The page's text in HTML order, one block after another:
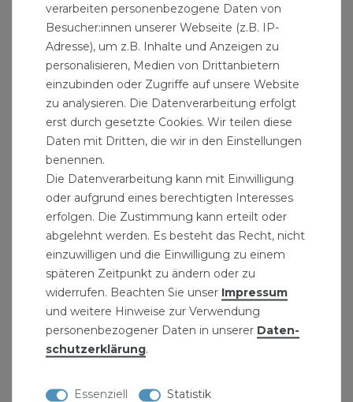
Stabilo-Sanitaer Fassverschraubung
Regentonnenverschraubung gerade GK x AG 1
6,94 € *
verarbeiten personenbezogene Daten von
Besucher:innen unserer Webseite (z.B. IP-
Adresse), um z.B. Inhalte und Anzeigen zu
personalisieren, Medien von Drittanbietern
einzubinden oder Zugriffe auf unsere Website
zu analysieren. Die Datenverarbeitung erfolgt
erst durch gesetzte Cookies. Wir teilen diese
Daten mit Dritten, die wir in den Einstellungen
benennen.
Die Datenverarbeitung kann mit Einwilligung
oder aufgrund eines berechtigten Interesses
erfolgen. Die Zustimmung kann erteilt oder
abgelehnt werden. Es besteht das Recht, nicht
einzuwilligen und die Einwilligung zu einem
späteren Zeitpunkt zu ändern oder zu
widerrufen. Beachten Sie unser Impressum
und weitere Hinweise zur Verwendung
personenbezogener Daten in unserer Daten­
schutz­erklärung.
Essenziell Statistik